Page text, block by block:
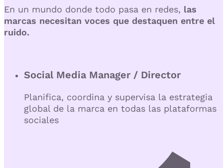
En un mundo donde todo pasa en redes, las
marcas necesitan voces que destaquen entre el
ruido.
Social Media Manager / Director
Planifica, coordina y supervisa la estrategia
global de la marca en todas las plataformas
sociales